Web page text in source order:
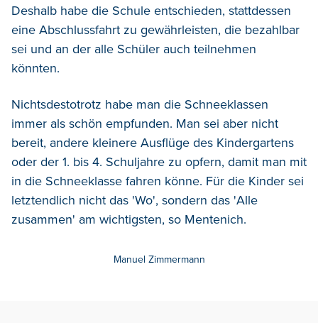
Deshalb habe die Schule entschieden, stattdessen
eine Abschlussfahrt zu gewährleisten, die bezahlbar
sei und an der alle Schüler auch teilnehmen
könnten.
Nichtsdestotrotz habe man die Schneeklassen
immer als schön empfunden. Man sei aber nicht
bereit, andere kleinere Ausflüge des Kindergartens
oder der 1. bis 4. Schuljahre zu opfern, damit man mit
in die Schneeklasse fahren könne. Für die Kinder sei
letztendlich nicht das 'Wo', sondern das 'Alle
zusammen' am wichtigsten, so Mentenich.
Manuel Zimmermann